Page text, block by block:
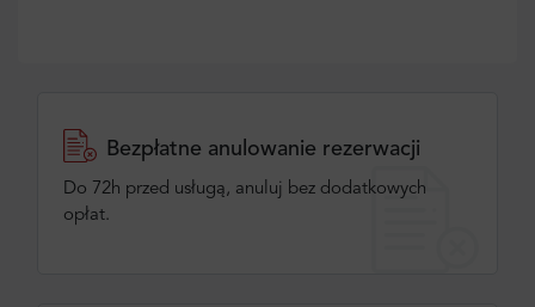
Bezpłatne anulowanie rezerwacji
Do 72h przed usługą, anuluj bez dodatkowych
opłat.